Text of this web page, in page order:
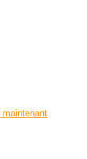
maintenant